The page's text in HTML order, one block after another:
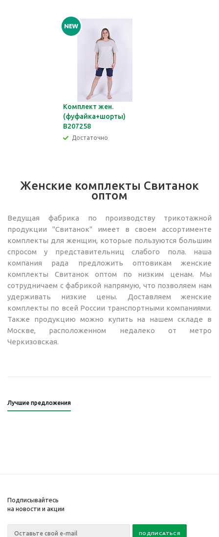
Комплект жен.
(фуфайка+шорты)
В207258
Достаточно
Женские комплекты Свитанок
оптом
Ведущая фабрика по производству трикотажной
продукции "Свитанок" имеет в своем ассортименте
комплекты для женщин, которые пользуются большим
спросом у представительниц слабого пола. наша
компания рада предложить оптовикам женские
комплекты Свитанок оптом по низким ценам. Мы
сотрудничаем с фабрикой напрямую, что позволяем нам
удерживать низкие цены. Доставляем женские
комплекты по всей России транспортными компаниями.
Также продукцию можно купить на нашем складе в
Москве, расположенном недалеко от метро
Черкизовская.
Лучшие предложения
Подписывайтесь
на новости и акции